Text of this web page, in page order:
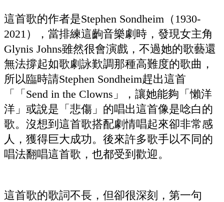
這首歌的作者是Stephen Sondheim（1930-
2021），當排練這齣音樂劇時，發現女主角
Glynis Johns雖然很會演戲，不過她的歌藝還
無法撐起如歌劇詠歎調那種高難度的歌曲，
所以臨時請Stephen Sondheim趕出這首
「「Send in the Clowns」，讓她能夠「懶洋
洋」或說是「悲傷」的唱出這首像是唸白的
歌。沒想到這首歌搭配劇情唱起來卻非常感
人，獲得巨大成功。後來許多歌手以不同的
唱法翻唱這首歌，也都受到歡迎。
這首歌的歌詞不長，但卻很深刻，第一句